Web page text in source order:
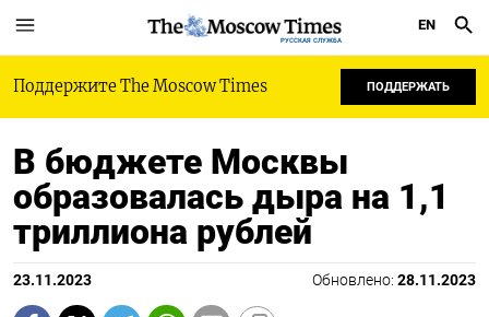
РУССКАЯ СЛУЖБА
EN
Поддержите The Moscow Times ПОДДЕРЖАТЬ
В бюджете Москвы
образовалась дыра на 1,1
триллиона рублей
23.11.2023 Обновлено: 28.11.2023